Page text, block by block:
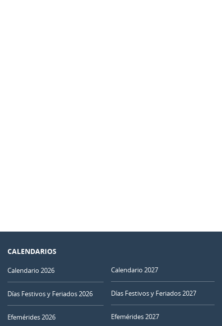
CALENDARIOS
Calendario 2026
Días Festivos y Feriados 2026
Efemérides 2026
Calendario 2027
Días Festivos y Feriados 2027
Efemérides 2027